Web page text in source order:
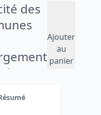
des
-
Ajouter
au
panier